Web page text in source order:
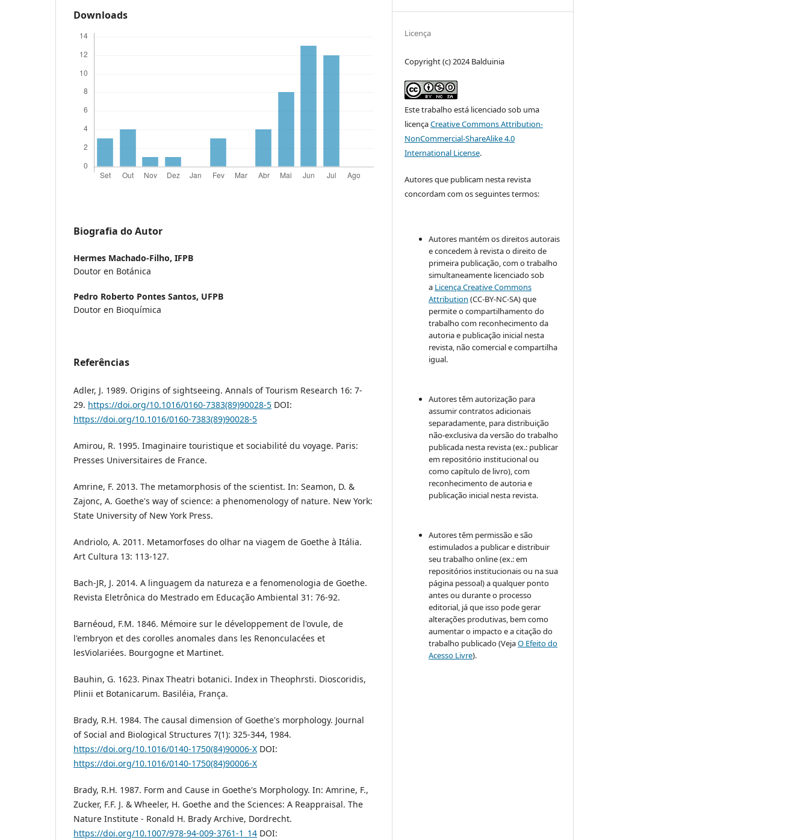
Downloads
Biografia do Autor
Hermes Machado-Filho, IFPB
Doutor en Botánica
Pedro Roberto Pontes Santos, UFPB
Doutor en Bioquímica
Referências
Adler, J. 1989. Origins of sightseeing. Annals of Tourism Research 16: 7-
29. https://doi.org/10.1016/0160-7383(89)90028-5 DOI:
https://doi.org/10.1016/0160-7383(89)90028-5
Amirou, R. 1995. Imaginaire touristique et sociabilité du voyage. Paris:
Presses Universitaires de France.
Amrine, F. 2013. The metamorphosis of the scientist. In: Seamon, D. &
Zajonc, A. Goethe's way of science: a phenomenology of nature. New York:
State University of New York Press.
Andriolo, A. 2011. Metamorfoses do olhar na viagem de Goethe à Itália.
Art Cultura 13: 113-127.
Bach-JR, J. 2014. A linguagem da natureza e a fenomenologia de Goethe.
Revista Eletrônica do Mestrado em Educação Ambiental 31: 76-92.
Barnéoud, F.M. 1846. Mémoire sur le développement de l'ovule, de
l'embryon et des corolles anomales dans les Renonculacées et
lesViolariées. Bourgogne et Martinet.
Bauhin, G. 1623. Pinax Theatri botanici. Index in Theophrsti. Dioscoridis,
Plinii et Botanicarum. Basiléia, França.
Brady, R.H. 1984. The causal dimension of Goethe's morphology. Journal
of Social and Biological Structures 7(1): 325-344, 1984.
https://doi.org/10.1016/0140-1750(84)90006-X DOI:
https://doi.org/10.1016/0140-1750(84)90006-X
Brady, R.H. 1987. Form and Cause in Goethe's Morphology. In: Amrine, F.,
Zucker, F.F. J. & Wheeler, H. Goethe and the Sciences: A Reappraisal. The
Nature Institute - Ronald H. Brady Archive, Dordrecht.
https://doi.org/10.1007/978-94-009-3761-1_14 DOI:
Licença
Copyright (c) 2024 Balduinia
Este trabalho está licenciado sob uma
licençaCreative Commons Attribution-
NonCommercial-ShareAlike 4.0
International License.
Autores que publicam nesta revista
concordam com os seguintes termos:
Autores mantém os direitos autorais
e concedem à revista o direito de
primeira publicação, com o trabalho
simultaneamente licenciado sob
a Licença Creative Commons
Attribution (CC-BY-NC-SA) que
permite o compartilhamento do
trabalho com reconhecimento da
autoria e publicação inicial nesta
revista, não comercial e compartilha
igual.
Autores têm autorização para
assumir contratos adicionais
separadamente, para distribuição
não-exclusiva da versão do trabalho
publicada nesta revista (ex.: publicar
em repositório institucional ou
como capítulo de livro), com
reconhecimento de autoria e
publicação inicial nesta revista.
Autores têm permissão e são
estimulados a publicar e distribuir
seu trabalho online (ex.: em
repositórios institucionais ou na sua
página pessoal) a qualquer ponto
antes ou durante o processo
editorial, já que isso pode gerar
alterações produtivas, bem como
aumentar o impacto e a citação do
trabalho publicado (VejaO Efeito do
Acesso Livre).